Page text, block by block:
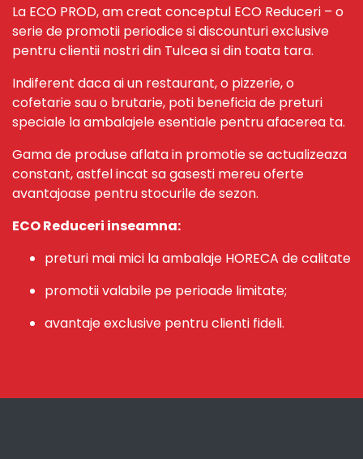
La ECO PROD, am creat conceptul ECO Reduceri – o
serie de promotii periodice si discounturi exclusive
pentru clientii nostri din Tulcea si din toata tara.
Indiferent daca ai un restaurant, o pizzerie, o
cofetarie sau o brutarie, poti beneficia de preturi
speciale la ambalajele esentiale pentru afacerea ta.
Gama de produse aflata in promotie se actualizeaza
constant, astfel incat sa gasesti mereu oferte
avantajoase pentru stocurile de sezon.
ECO Reduceri inseamna:
preturi mai mici la ambalaje HORECA de calitate
promotii valabile pe perioade limitate;
avantaje exclusive pentru clienti fideli.